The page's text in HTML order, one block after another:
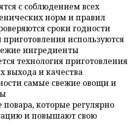
с соблюдением всех
норм и правил
сроки годности
используются
ингредиенты
технология приготовления
выхода и качества
самые свежие овощи и
которые регулярно
и повышают свою